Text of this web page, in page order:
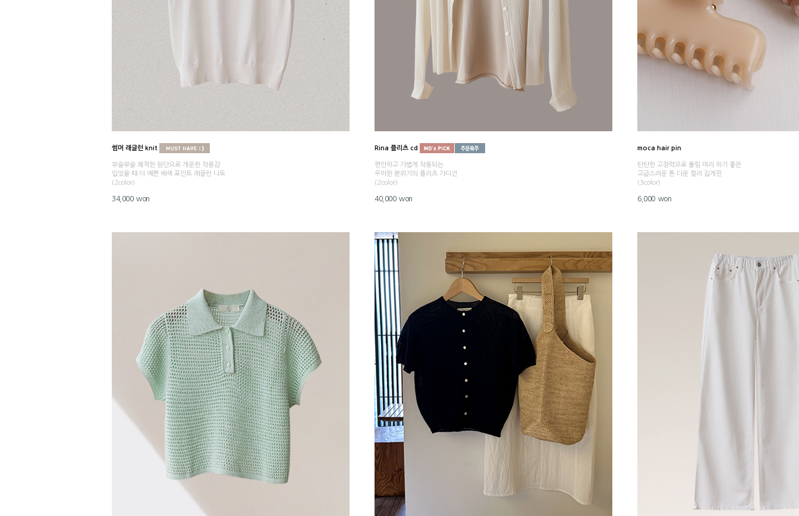
썸머 래글런 knit
부슬부슬 쾌적한 원단으로 개운한 착용감
입었을 때 더 예쁜 배색 포인트 래글런 니트
(2color)
34,000 won
Rina 플리츠 cd
편안하고 가볍게 착용되는
우아한 분위기의 플리츠 가디건
(2color)
40,000 won
moca hair pin
탄탄한 고정력으로 올림 머리 하기 좋은
고급스러운 톤 다운 컬러 집게핀
(3color)
6,000 won